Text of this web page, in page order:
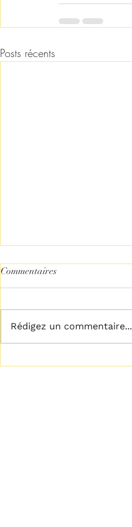
Posts récents
Commentaires
Rédigez un commentaire...